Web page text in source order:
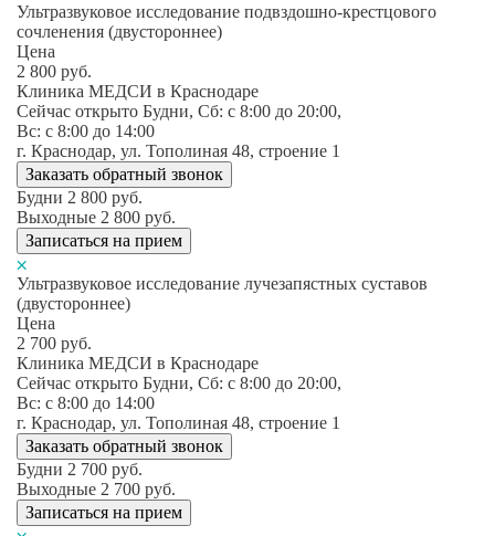
Ультразвуковое исследование подвздошно-крестцового
сочленения (двустороннее)
Цена
2 800 руб.
Клиника МЕДСИ в Краснодаре
Сейчас открыто Будни, Сб: c 8:00 до 20:00,
Вс: c 8:00 до 14:00
г. Краснодар, ул. Тополиная 48, строение 1
Заказать обратный звонок
Будни 2 800 руб.
Выходные 2 800 руб.
Записаться на прием
Ультразвуковое исследование лучезапястных суставов
(двустороннее)
Цена
2 700 руб.
Клиника МЕДСИ в Краснодаре
Сейчас открыто Будни, Сб: c 8:00 до 20:00,
Вс: c 8:00 до 14:00
г. Краснодар, ул. Тополиная 48, строение 1
Заказать обратный звонок
Будни 2 700 руб.
Выходные 2 700 руб.
Записаться на прием